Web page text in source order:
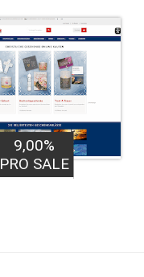
9,00%
PRO SALE